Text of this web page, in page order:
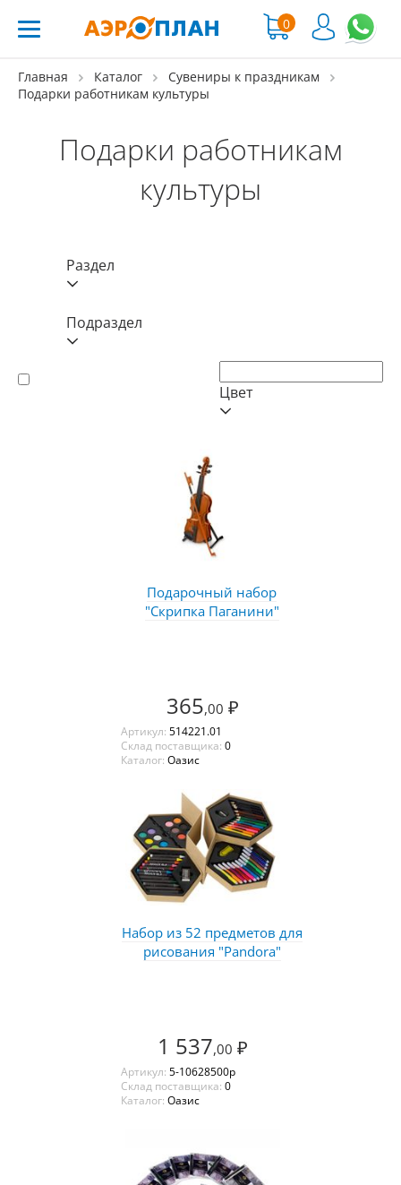
0
Главная Каталог
Сувениры к праздникам
Подарки работникам культуры
Подарки работникам
культуры
Раздел
Подраздел
Цвет
Подарочный набор
"Скрипка Паганини"
365,00 ₽
Артикул: 514221.01
Склад поставщика: 0
Каталог: Оазис
Набор из 52 предметов для
рисования "Pandora"
1 537,00 ₽
Артикул: 5-10628500p
Склад поставщика: 0
Каталог: Оазис